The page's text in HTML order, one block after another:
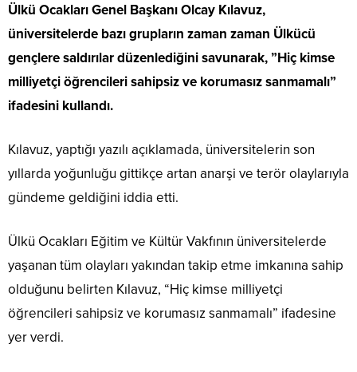
Ülkü Ocakları Genel Başkanı Olcay Kılavuz,
üniversitelerde bazı grupların zaman zaman Ülkücü
gençlere saldırılar düzenlediğini savunarak, ”Hiç kimse
milliyetçi öğrencileri sahipsiz ve korumasız sanmamalı”
ifadesini kullandı.
Kılavuz, yaptığı yazılı açıklamada, üniversitelerin son
yıllarda yoğunluğu gittikçe artan anarşi ve terör olaylarıyla
gündeme geldiğini iddia etti.
Ülkü Ocakları Eğitim ve Kültür Vakfının üniversitelerde
yaşanan tüm olayları yakından takip etme imkanına sahip
olduğunu belirten Kılavuz, “Hiç kimse milliyetçi
öğrencileri sahipsiz ve korumasız sanmamalı” ifadesine
yer verdi.